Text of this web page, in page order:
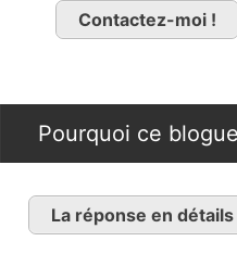
Contactez-moi !
Pourquoi ce
La réponse en détails